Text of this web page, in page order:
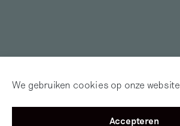
We gebruiken cookies op onze website
Accepteren